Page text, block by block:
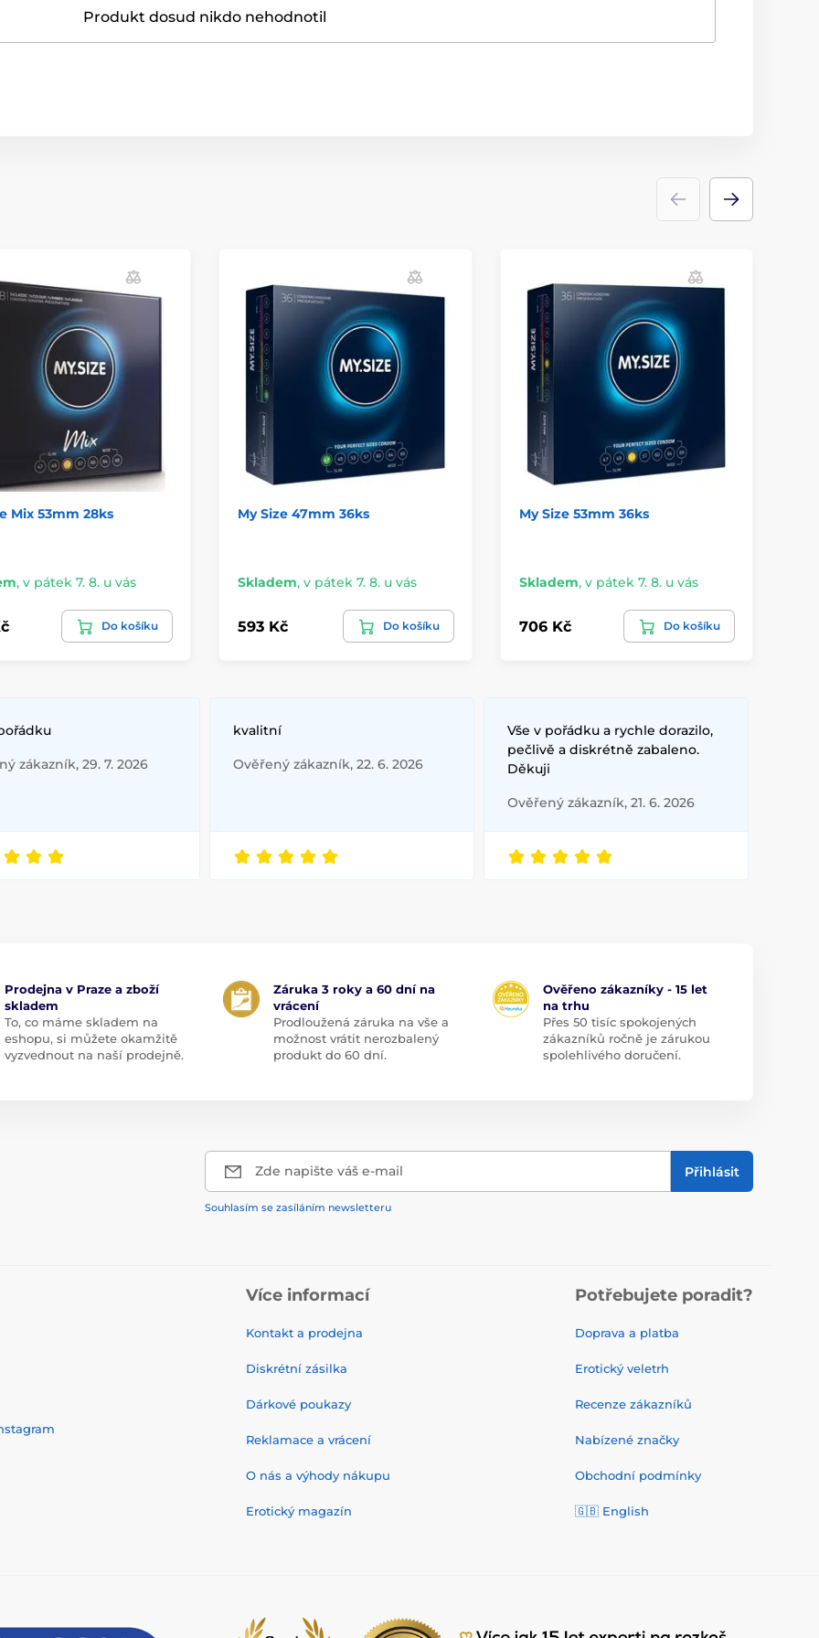
Produkt dosud nikdo nehodnotil
Mix 53mm 28ks
, v pátek 7. 8. u vás
Do košíku
My Size 47mm 36ks
Skladem, v pátek 7. 8. u vás
593 Kč Do košíku
My Size 53mm 36ks
Skladem, v pátek 7. 8. u vás
706 Kč Do košíku
zákazník, 29. 7. 2026
kvalitní
Ověřený zákazník, 22. 6. 2026
Vše v pořádku a rychle dorazilo,
pečlivě a diskrétně zabaleno.
Děkuji
Ověřený zákazník, 21. 6. 2026
Prodejna v Praze a zboží
skladem
To, co máme skladem na
eshopu, si můžete okamžitě
vyzvednout na naší prodejně.
Záruka 3 roky a 60 dní na
vrácení
Prodloužená záruka na vše a
možnost vrátit nerozbalený
produkt do 60 dní.
Ověřeno zákazníky - 15 let
na trhu
Přes 50 tisíc spokojených
zákazníků ročně je zárukou
spolehlivého doručení.
Zde napište váš e-mail Přihlásit
Souhlasím se zasíláním newsletteru
Více informací
Kontakt a prodejna
Diskrétní zásilka
Dárkové poukazy
Reklamace a vrácení
O nás a výhody nákupu
Erotický magazín
Potřebujete poradit?
Doprava a platba
Erotický veletrh
Recenze zákazníků
Nabízené značky
Obchodní podmínky
🇬🇧 English